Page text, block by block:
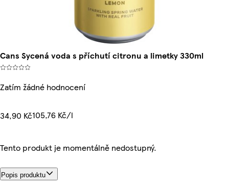
Cans Sycená voda s příchutí citronu a limetky 330ml
Zatím žádné hodnocení
34,90 Kč105,76 Kč/l
Tento produkt je momentálně nedostupný.
Popis produktu